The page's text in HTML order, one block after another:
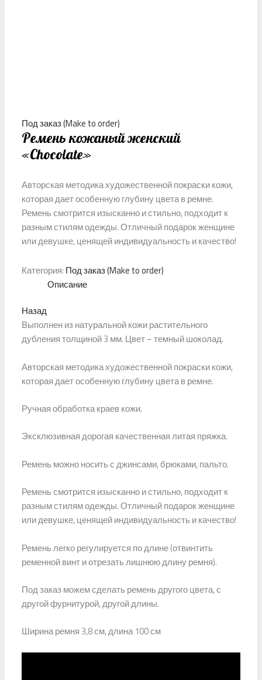
Под заказ (Make to order)
Ремень кожаный женский
«Сhocolate»
Авторская методика художественной покраски кожи,
которая дает особенную глубину цвета в ремне.
Ремень смотрится изысканно и стильно, подходит к
разным стилям одежды. Отличный подарок женщине
или девушке, ценящей индивидуальность и качество!
Категория: Под заказ (Make to order)
Описание
Назад
Выполнен из натуральной кожи растительного
дубления толщиной 3 мм. Цвет – темный шоколад.
Авторская методика художественной покраски кожи,
которая дает особенную глубину цвета в ремне.
Ручная обработка краев кожи.
Эксклюзивная дорогая качественная литая пряжка.
Ремень можно носить с джинсами, брюками, пальто.
Ремень смотрится изысканно и стильно, подходит к
разным стилям одежды. Отличный подарок женщине
или девушке, ценящей индивидуальность и качество!
Ремень легко регулируется по длине (отвинтить
ременной винт и отрезать лишнюю длину ремня).
Под заказ можем сделать ремень другого цвета, с
другой фурнитурой, другой длины.
Ширина ремня 3,8 см, длина 100 см